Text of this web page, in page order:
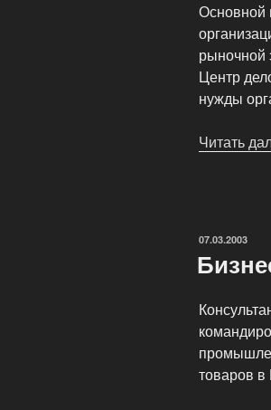
Основной
рыночной
Центр
нужды
Читать
07.03.2003
товаров